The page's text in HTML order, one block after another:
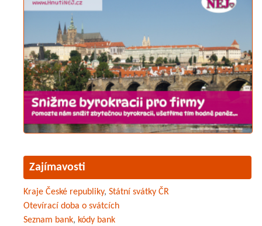
Zajímavosti
Kraje České republiky, Státní svátky ČR
Otevírací doba o svátcích
Seznam bank, kódy bank